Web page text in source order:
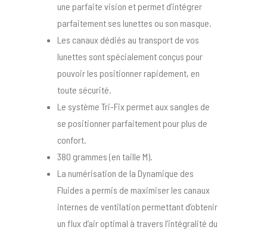
une parfaite vision et permet d’intégrer
parfaitement ses lunettes ou son masque.
Les canaux dédiés au transport de vos
lunettes sont spécialement conçus pour
pouvoir les positionner rapidement, en
toute sécurité.
Le système Tri-Fix permet aux sangles de
se positionner parfaitement pour plus de
confort.
380 grammes (en taille M).
La numérisation de la Dynamique des
Fluides a permis de maximiser les canaux
internes de ventilation permettant d’obtenir
un flux d’air optimal à travers l’intégralité du